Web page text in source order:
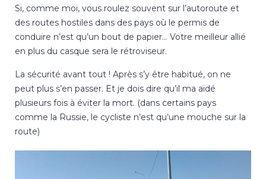
Si, comme moi, vous roulez souvent sur l’autoroute et
des routes hostiles dans des pays où le permis de
conduire n’est qu’un bout de papier… Votre meilleur allié
en plus du casque sera le rétroviseur.
La sécurité avant tout ! Après s’y être habitué, on ne
peut plus s’en passer. Et je dois dire qu’il ma aidé
plusieurs fois à éviter la mort. (dans certains pays
comme la Russie, le cycliste n’est qu’une mouche sur la
route)